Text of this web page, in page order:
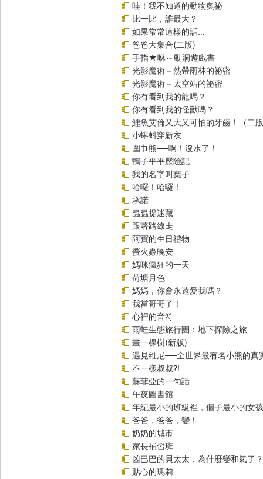
哇！我不知道的動物奧祕
比一比，誰最大？
如果常常這樣的話…
爸爸大集合(二版)
手指★咻～動洞遊戲書
光影魔術－熱帶雨林的祕密
光影魔術－太空站的祕密
你有看到我的龍嗎？
你有看到我的怪獸嗎？
鱷魚艾倫又大又可怕的牙齒！（二
小蝌蚪穿新衣
圍巾熊──啊！沒水了！
鴨子平平歷險記
我的名字叫葉子
哈囉！哈囉！
承諾
蟲蟲捉迷藏
跟著路線走
阿寶的生日禮物
螢火蟲晚安
媽咪瘋狂的一天
荷塘月色
媽媽，你會永遠愛我嗎？
我當哥哥了！
心裡的音符
雨蛙生態旅行團：地下探險之旅
畫一棵樹(新版)
遇見維尼──全世界最有名小熊的真
不一樣叔叔?!
蘇菲亞的一句話
午夜圖書館
年紀最小的班級裡，個子最小的女
爸爸，爸爸，變！
奶奶的城市
家長補習班
凶巴巴的貝太太，為什麼變和氣了？
貼心的瑪莉